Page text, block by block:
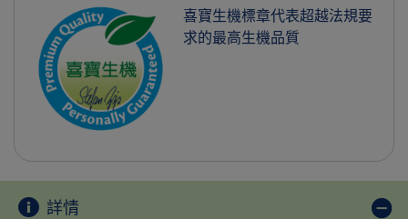
喜寶生機標章代表超越法規要
求的最高生機品質
詳情